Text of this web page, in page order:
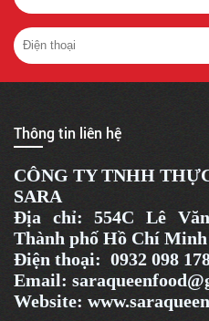
Thông tin liên hệ
CÔNG TY TNHH
SARA
Địa chỉ:554C Lê
Thành phố Hồ Chí Minh
Điện thoại: 0932 098
Email:
Website: